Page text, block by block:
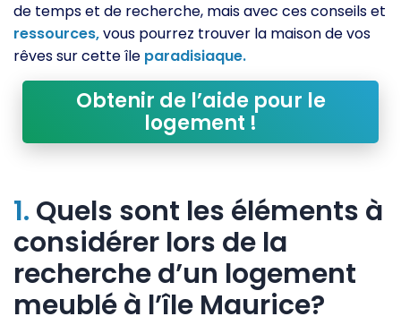
de temps et de recherche, mais avec ces conseils et
ressources,vous pourrez trouver la maison de vos
rêves sur cette île paradisiaque.
Obtenir de l’aide pour le
logement !
1. Quels sont les éléments à
considérer lors de la
recherche d’un logement
meublé à l’île Maurice?